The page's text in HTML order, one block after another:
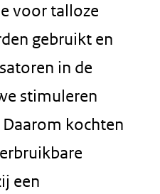
voor talloze
gebruikt en
in de
stimuleren
kochten
een